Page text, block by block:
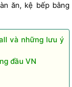
ăn, kệ bếp bằng
và những lưu ý
đầu VN